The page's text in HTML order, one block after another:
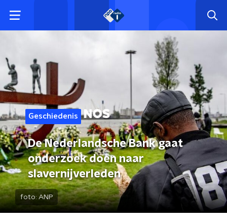
Geschiedenis
De Nederlandsche Bank gaat
onderzoek doen naar
slavernijverleden
foto: ANP